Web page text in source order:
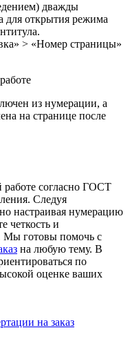
дважды
для открытия режима
> «Номер страницы»
из нумерации, а
на странице после
согласно ГОСТ
Следуя
настраивая нумерацию
четкость и
Мы готовы помочь с
на любую тему. В
по
оценке ваших
на заказ